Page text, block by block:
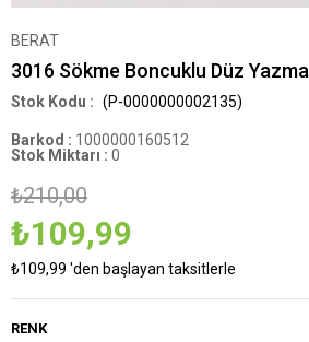
BERAT
3016 Sökme Boncuklu Düz Yazma
(P-0000000002135)
Barkod : 1000000160512
Stok Miktarı : 0
₺210,00
₺109,99
₺109,99 'den başlayan taksitlerle
RENK